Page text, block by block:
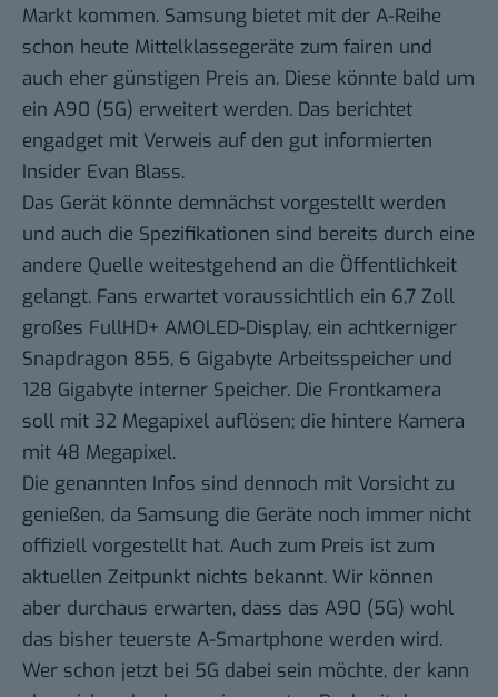
Markt kommen. Samsung bietet mit der A-Reihe
schon heute Mittelklassegeräte zum fairen und
auch eher günstigen Preis an. Diese könnte bald um
ein A90 (5G) erweitert werden. Das berichtet
engadget mit Verweis auf den gut informierten
Insider Evan Blass.
Das Gerät könnte demnächst vorgestellt werden
und auch die Spezifikationen sind bereits durch eine
andere Quelle weitestgehend an die Öffentlichkeit
gelangt. Fans erwartet voraussichtlich ein 6,7 Zoll
großes FullHD+ AMOLED-Display, ein achtkerniger
Snapdragon 855, 6 Gigabyte Arbeitsspeicher und
128 Gigabyte interner Speicher. Die Frontkamera
soll mit 32 Megapixel auflösen; die hintere Kamera
mit 48 Megapixel.
Die genannten Infos sind dennoch mit Vorsicht zu
genießen, da Samsung die Geräte noch immer nicht
offiziell vorgestellt hat. Auch zum Preis ist zum
aktuellen Zeitpunkt nichts bekannt. Wir können
aber durchaus erwarten, dass das A90 (5G) wohl
das bisher teuerste A-Smartphone werden wird.
Wer schon jetzt bei 5G dabei sein möchte, der kann